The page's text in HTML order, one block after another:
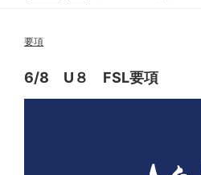
要項
6/8 U８ FSL要項